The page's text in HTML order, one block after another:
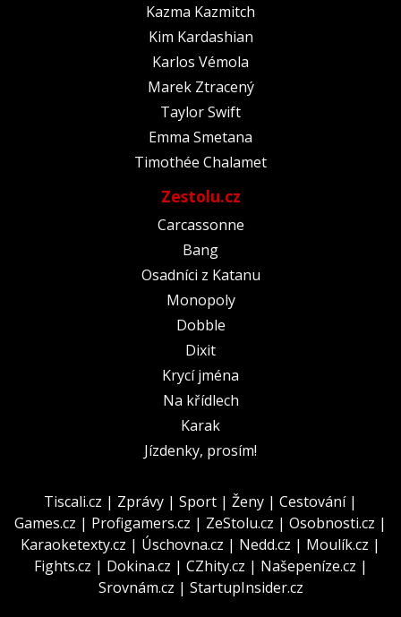
Kazma Kazmitch
Kim Kardashian
Karlos Vémola
Marek Ztracený
Taylor Swift
Emma Smetana
Timothée Chalamet
Zestolu.cz
Carcassonne
Bang
Osadníci z Katanu
Monopoly
Dobble
Dixit
Krycí jména
Na křídlech
Karak
Jízdenky, prosím!
Tiscali.cz | Zprávy | Sport | Ženy | Cestování|
Games.cz | Profigamers.cz | ZeStolu.cz | Osobnosti.cz |
Karaoketexty.cz | Úschovna.cz | Nedd.cz | Moulík.cz |
Fights.cz | Dokina.cz | CZhity.cz | Našepeníze.cz |
Srovnám.cz | StartupInsider.cz